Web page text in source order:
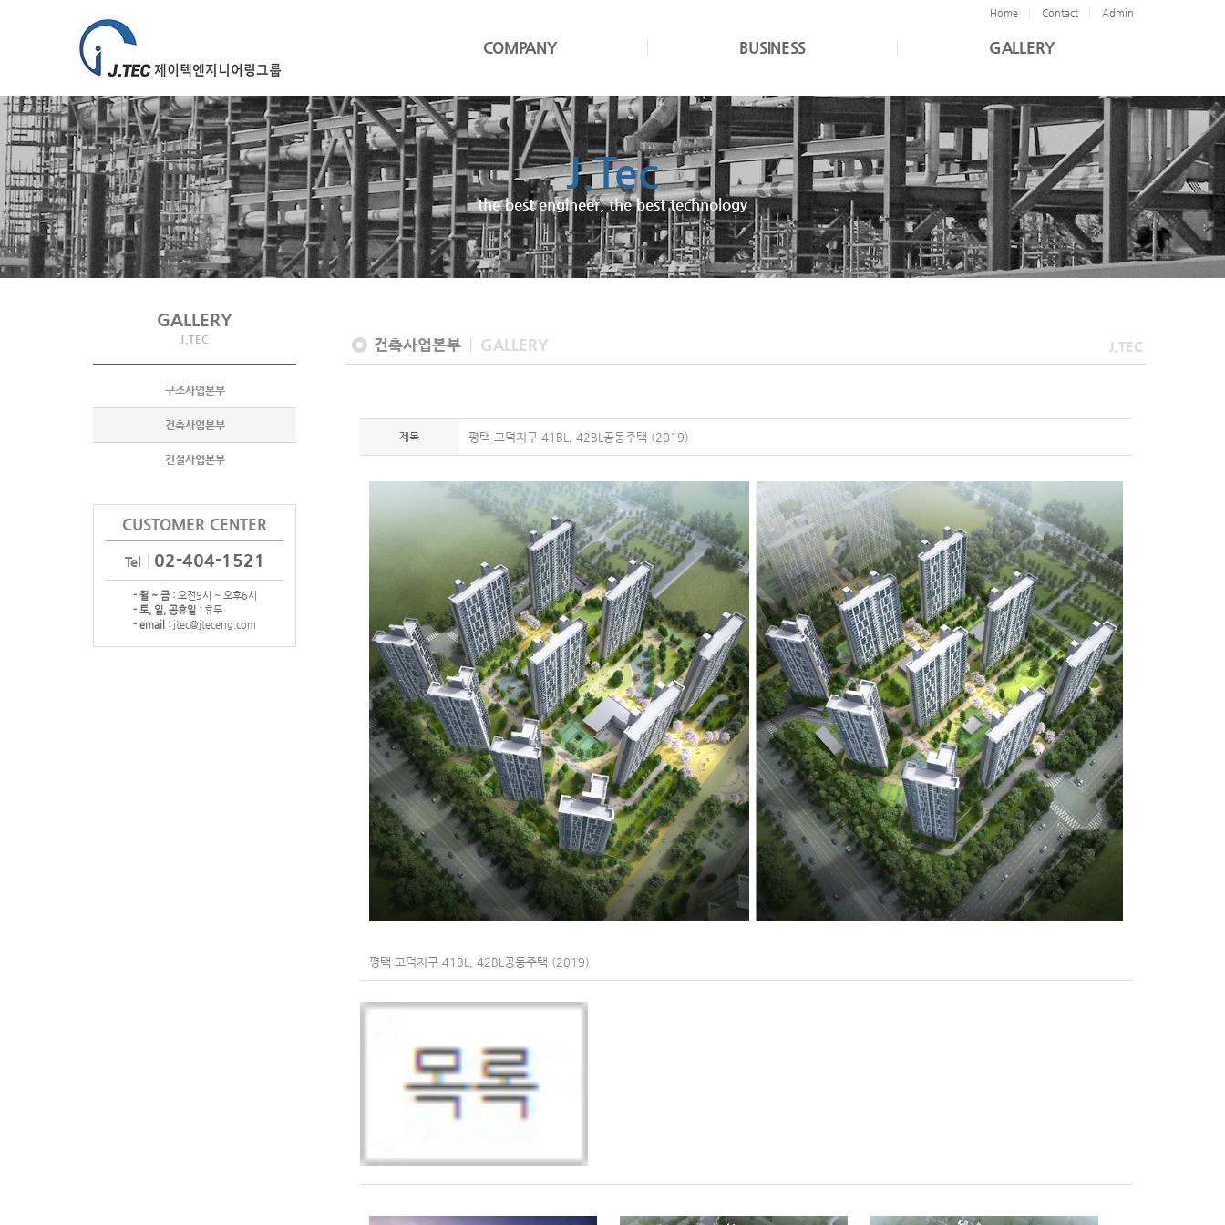
Home Contact Admin
COMPANY BUSINESS GALLERY
J.Tec
the best engineer, the best technology
JND
We cultivate design excellence
GALLERY
J.TEC
구조사업본부
건축사업본부
건설사업본부
CUSTOMER CENTER
Tel 02-404-1521
- 월 ~ 금 :오전9시 ~ 오후6시
- 토, 일, 공휴일 :휴무
- email :jtec@jteceng.com
건축사업본부 GALLERY J.TEC
제목 평택 고덕지구 41BL, 42BL공동주택 (2019)
평택 고덕지구 41BL, 42BL공동주택 (2019)